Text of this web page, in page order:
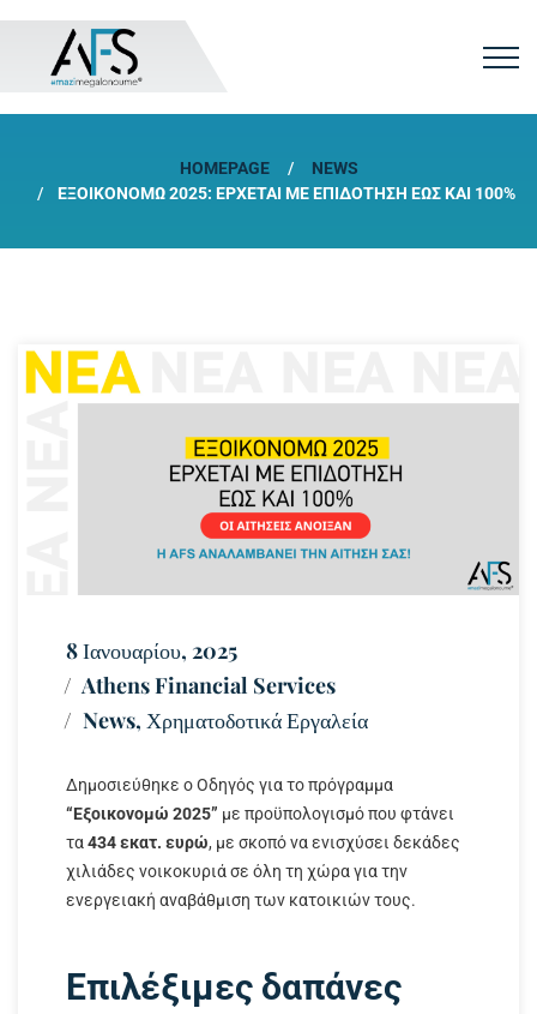
HOMEPAGE
NEWS
ΕΞΟΙΚΟΝΟΜΏ 2025: ΈΡΧΕΤΑΙ ΜΕ ΕΠΙΔΌΤΗΣΗ ΈΩΣ ΚΑΙ 100%
8 Ιανουαρίου, 2025
Athens Financial Services
News, Χρηματοδοτικά Εργαλεία
Δημοσιεύθηκε ο Οδηγός για το πρόγραμμα
“Εξοικονομώ 2025” με προϋπολογισμό που φτάνει
τα434 εκατ. ευρώ, με σκοπό να ενισχύσει δεκάδες
χιλιάδες νοικοκυριά σε όλη τη χώρα για την
ενεργειακή αναβάθμιση των κατοικιών τους.
Επιλέξιμες δαπάνες